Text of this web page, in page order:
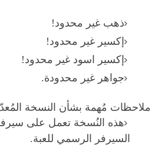
ذهب غير محدود!
إكسير غير محدود!
إكسير اسود غير محدود!
جواهر غير محدودة.
ملاحظات مُهمة بشأن النسخة
هذه النُسخة تعمل على
السيرفر الرسمي للعبة.